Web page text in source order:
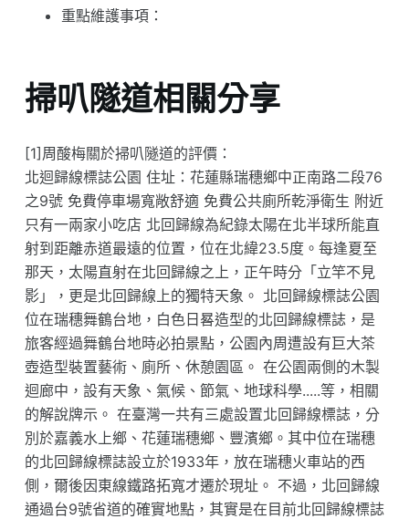
重點維護事項：
掃叭隧道相關分享
[1]周酸梅關於掃叭隧道的評價：
北迴歸線標誌公園 住址：花蓮縣瑞穗鄉中正南路二段76
之9號 免費停車場寬敞舒適 免費公共廁所乾淨衛生 附近
只有一兩家小吃店 北回歸線為紀錄太陽在北半球所能直
射到距離赤道最遠的位置，位在北緯23.5度。每逢夏至
那天，太陽直射在北回歸線之上，正午時分「立竿不見
影」，更是北回歸線上的獨特天象。 北回歸線標誌公園
位在瑞穗舞鶴台地，白色日晷造型的北回歸線標誌，是
旅客經過舞鶴台地時必拍景點，公園內周遭設有巨大茶
壺造型裝置藝術、廁所、休憩園區。 在公園兩側的木製
迴廊中，設有天象、氣候、節氣、地球科學.....等，相關
的解說牌示。 在臺灣一共有三處設置北回歸線標誌，分
別於嘉義水上鄉、花蓮瑞穗鄉、豐濱鄉。其中位在瑞穗
的北回歸線標誌設立於1933年，放在瑞穗火車站的西
側，爾後因東線鐵路拓寬才遷於現址。 不過，北回歸線
通過台9號省道的確實地點，其實是在目前北回歸線標誌